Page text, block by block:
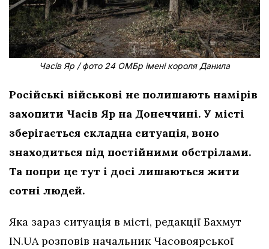
Часів Яр / фото 24 ОМБр імені короля Данила
Російські військові не полишають намірів
захопити Часів Яр на Донеччині. У місті
зберігається складна ситуація, воно
знаходиться під постійними обстрілами.
Та попри це тут і досі лишаються жити
сотні людей.
Яка зараз ситуація в місті, редакції Бахмут
IN.UA розповів начальник Часовоярської